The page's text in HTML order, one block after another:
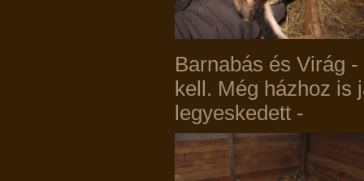
Barnabás és Virág
kell. Még házhoz is
legyeskedett -